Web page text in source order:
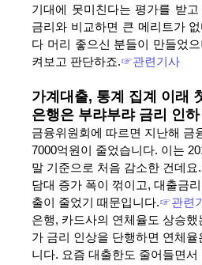
기대에 못미친다는 평가를 받
금리와 비교하면 큰 메리트가
다 머리 좋으신 분들이 만들었
켜보고 판단하죠.☞관련기사
가계대출, 통계 집계 이래
은행은 부랴부랴 금리 인
금융위원회에 따르면 지난해 금
7000억원이 줄었습니다. 이는
말 기준으로 처음 감소한 건데
담대 증가 폭이 꺾이고, 대출금
출이 줄었기 때문입니다.☞관련
은행, 카드사의 연체율도 상승
가 금리 인상을 단행하면 연체
니다. 요즘 대출한도 줄어들면서